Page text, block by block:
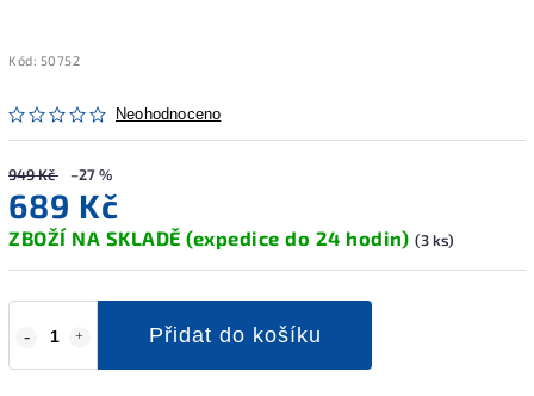
Kód: 50752
Neohodnoceno
949 Kč –27 %
689 Kč
ZBOŽÍ NA SKLADĚ (expedice do 24 hodin) (3 ks)
Přidat do košíku